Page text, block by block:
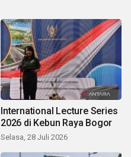
International Lecture Series
2026 di Kebun Raya Bogor
Selasa, 28 Juli 2026